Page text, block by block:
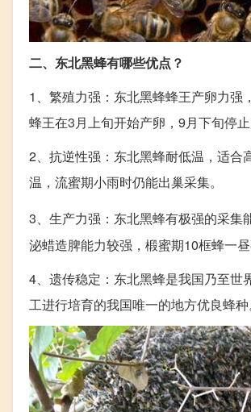
二、东北黑蜂有哪些优点？
1、繁殖力强：东北黑蜂蜂王产卵力
蜂王在3月上旬开始产卵，9月下旬停止
2、抗逆性强：东北黑蜂耐低温，适
温，流蜜期小雨时仍能出巢采集。
3、生产力强：东北黑蜂有极强的采集
泌蜡造脾能力较强，椴蜜期10框蜂一昼
4、遗传稳定：东北黑蜂是我国乃至世
工进行培育的我国唯一的地方优良蜂种